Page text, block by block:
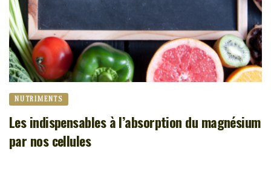
NUTRIMENTS
Les indispensables à l’absorption du magnésium
par nos cellules